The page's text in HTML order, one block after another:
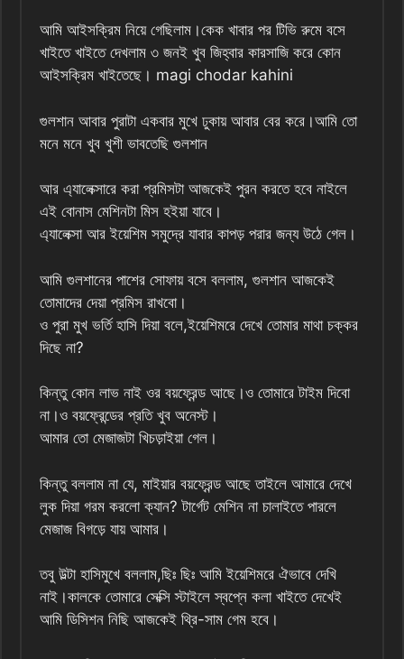
আমি আইসক্রিম নিয়ে গেছিলাম।কেক খাবার পর টিভি রুমে বসে
খাইতে খাইতে দেখলাম ৩ জনই খুব জিহ্বার কারসাজি করে কোন
আইসক্রিম খাইতেছে। magi chodar kahini
গুলশান আবার পুরাটা একবার মুখে ঢুকায় আবার বের করে।আমি তো
মনে মনে খুব খুশী ভাবতেছি গুলশান
আর এ্যালেক্সারে করা প্রমিসটা আজকেই পুরন করতে হবে নাইলে
এই বোনাস মেশিনটা মিস হইয়া যাবে।
এ্যালেক্সা আর ইয়েশিম সমুদ্রে যাবার কাপড় পরার জন্য উঠে গেল।
আমি গুলশানের পাশের সোফায় বসে বললাম, গুলশান আজকেই
তোমাদের দেয়া প্রমিস রাখবো।
ও পুরা মুখ ভর্তি হাসি দিয়া বলে,ইয়েশিমরে দেখে তোমার মাথা চক্কর
দিছে না?
কিন্তু কোন লাভ নাই ওর বয়ফ্রেন্ড আছে।ও তোমারে টাইম দিবো
না।ও বয়ফ্রেন্ডের প্রতি খুব অনেস্ট।
আমার তো মেজাজটা খিচড়াইয়া গেল।
কিন্তু বললাম না যে, মাইয়ার বয়ফ্রেন্ড আছে তাইলে আমারে দেখে
লুক দিয়া গরম করলো ক্যান? টার্গেট মেশিন না চালাইতে পারলে
মেজাজ বিগড়ে যায় আমার।
তবু উল্টা হাসিমুখে বললাম,ছিঃ ছিঃ আমি ইয়েশিমরে ঐভাবে দেখি
নাই।কালকে তোমারে সেক্সি স্টাইলে স্বপ্নে কলা খাইতে দেখেই
আমি ডিসিশন নিছি আজকেই থ্রি-সাম গেম হবে।